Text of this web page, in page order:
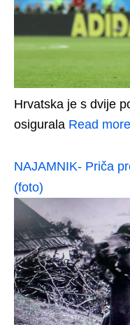
Hrvatska je s dvije
osigurala Read more
NAJAMNIK- Priča
(foto)